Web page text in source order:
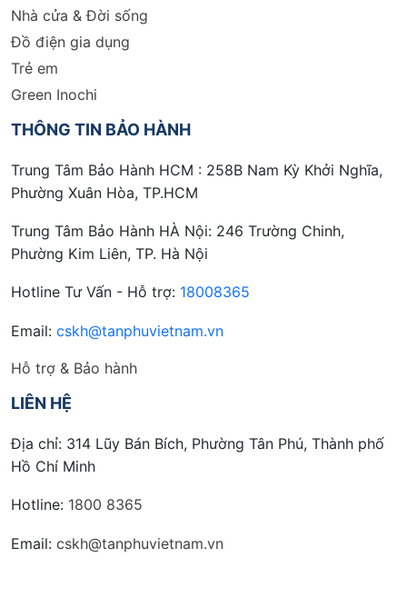
Nhà cửa & Đời sống
Đồ điện gia dụng
Trẻ em
Green Inochi
THÔNG TIN BẢO HÀNH
Trung Tâm Bảo Hành HCM : 258B Nam Kỳ Khởi Nghĩa,
Phường Xuân Hòa, TP.HCM
Trung Tâm Bảo Hành HÀ Nội: 246 Trường Chinh,
Phường Kim Liên, TP. Hà Nội
Hotline Tư Vấn - Hỗ trợ: 18008365
Email: cskh@tanphuvietnam.vn
Hỗ trợ & Bảo hành
LIÊN HỆ
Địa chỉ: 314 Lũy Bán Bích, Phường Tân Phú, Thành phố
Hồ Chí Minh
Hotline: 1800 8365
Email: cskh@tanphuvietnam.vn